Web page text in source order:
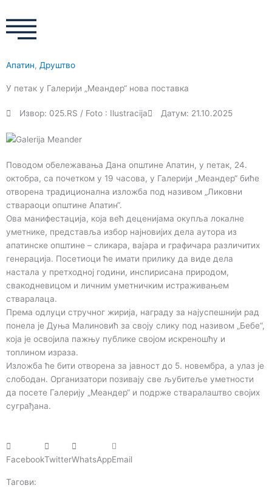
c
e
b
o
o
k
t
a
g
r
a
m
t
e
r
u
b
e
Апатин, Друштво
У петак у Галерији „Меандер“ нова поставка
Извор: 025.RS / Foto : Ilustracija Датум: 21.10.2025
Поводом обележавања Дана општине Апатин, у петак, 24.
октобра, са почетком у 19 часова, у Галерији „Меандер“ биће
отворена традиционална изложба под називом „Ликовни
ствараоци општине Апатин“.
Ова манифестација, која већ деценијама окупља локалне
уметнике, представља избор најновијих дела аутора из
апатинске општине – сликара, вајара и графичара различитих
генерација. Посетиоци ће имати прилику да виде дела
настала у претходној години, инспирисана природом,
свакодневицом и личним уметничким истраживањем
стваралаца.
Према одлуци стручног жирија, награду за најуспешнији рад
понела је Дуња Малиновић за своју слику под називом „Бебе“,
која је освојила пажњу публике својом искреношћу и
топлином израза.
Изложба ће бити отворена за јавност до 5. новембра, а улаз је
слободан. Организатори позивају све љубитеље уметности
да посете Галерију „Меандер“ и подрже стваралаштво својих
суграђана.
FacebookTwitterWhatsAppEmail
Тагови: